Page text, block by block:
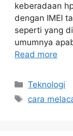
keberadaan
dengan IMEI
seperti yang
umumnya
Read more
Categories
Teknologi
Tags
cara